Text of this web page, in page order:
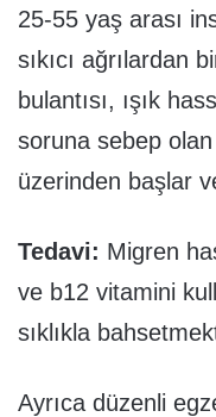
25-55 yaş arası
sıkıcı ağrılardan
bulantısı, ışık
soruna sebep olan
üzerinden başlar
Tedavi: Migren
ve b12 vitamini
sıklıkla
Ayrıca düzenli